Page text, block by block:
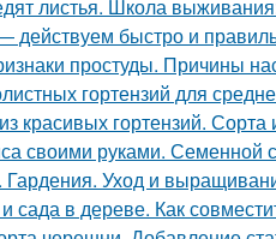
листья. Школа
действуем быстро и
простуды. Причины
гортензий для
красивых гортензий. Сорта
своими руками. Семенной
Гардения. Уход и
сада в дереве. Как